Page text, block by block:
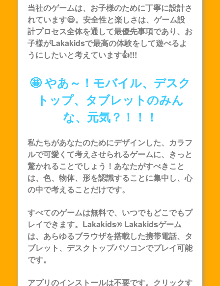
当社のゲームは、お子様のために丁寧に設計さ
れています😃。安全性と楽しさは、ゲーム設
計プロセス全体を通して最優先事項であり、お
子様がLakakidsで最高の体験をして遊べるよ
うにしたいと考えています👍!!!
🤩 やあ～！モバイル、デスク
トップ、タブレットのみん
な、元気？！！！
私たちがあなたのためにデザインした、カラフ
ルで可愛くて考えさせられるゲームに、きっと
驚かれることでしょう！あなたがすべきこと
は、色、物体、形を認識することに集中し、心
の中で考えることだけです。
すべてのゲームは無料で、いつでもどこでもプ
レイできます。Lakakids® Lakakidsゲーム
は、あらゆるブラウザを搭載した携帯電話、タ
ブレット、デスクトップパソコンでプレイ可能
です。
アプリのインストールは不要です。クリックす